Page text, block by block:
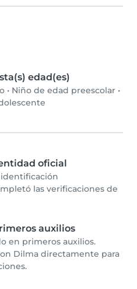
edad(es)
• Niño de edad preescolar •
oficial
las verificaciones de
auxilios
en primeros auxilios.
Dilma directamente para